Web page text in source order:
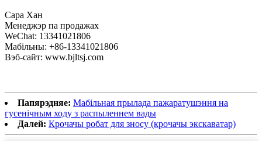
Сара Хан
Менеджэр па продажах
WeChat: 13341021806
Мабільны: +86-13341021806
Вэб-сайт: www.bjltsj.com
Папярэдняе: Мабільная прылада пажаратушэння на
гусенічным ходу з распыленнем вады
Далей: Крочачы робат для зносу (крочачы экскаватар)